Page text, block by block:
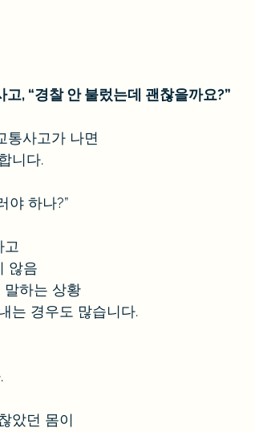
, “경찰 안 불렀는데 괜찮을까요?”
통사고가 나면
니다.
야 하나?”
고
않음
하는 상황
는 경우도 많습니다.
았던 몸이